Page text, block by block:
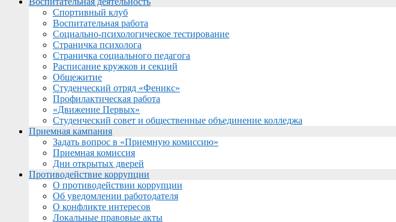
Спортивный клуб
Воспитательная работа
Социально-психологическое тестирование
Страничка психолога
Страничка социального педагога
Расписание кружков и секций
Общежитие
Студенческий отряд «Феникс»
Профилактическая работа
«Движение Первых»
Студенческий совет и общественные объединение колледжа
Приемная кампания
Задать вопрос в «Приемную комиссию»
Приемная комиссия
Дни открытых дверей
Противодействие коррупции
О противодействии коррупции
Об уведомлении работодателя
О конфликте интересов
Локальные правовые акты